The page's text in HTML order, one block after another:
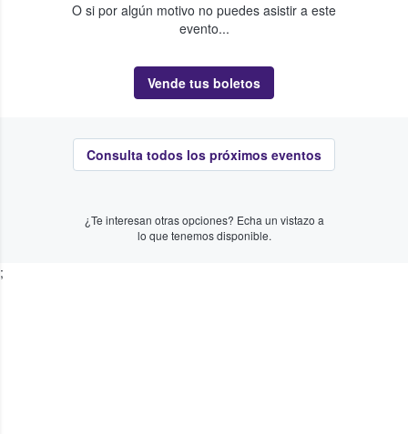
O si por algún motivo no puedes asistir a este
evento...
Vende tus boletos
Consulta todos los próximos eventos
¿Te interesan otras opciones? Echa un vistazo a
lo que tenemos disponible.
;